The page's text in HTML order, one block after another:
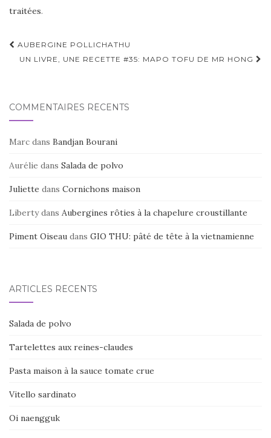
traitées.
Navigation
d'article
AUBERGINE POLLICHATHU
UN LIVRE, UNE RECETTE #35: MAPO TOFU DE MR HONG
COMMENTAIRES RÉCENTS
Marc dans Bandjan Bourani
Aurélie dans Salada de polvo
Juliette dans Cornichons maison
Libertydans Aubergines rôties à la chapelure croustillante
Piment Oiseau dans GIO THU: pâté de tête à la vietnamienne
ARTICLES RÉCENTS
Salada de polvo
Tartelettes aux reines-claudes
Pasta maison à la sauce tomate crue
Vitello sardinato
Oi naengguk